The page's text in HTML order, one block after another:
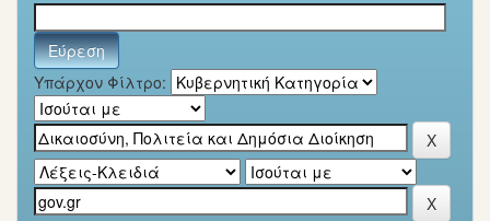
Υπάρχον Φίλτρο: